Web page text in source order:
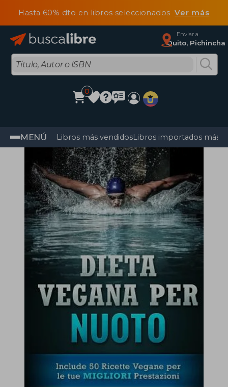
Hasta 60% dto en libros seleccionadosVer más
Enviar a
Quito, Pichincha
0
MENÚ Libros más vendidosLibros importados más